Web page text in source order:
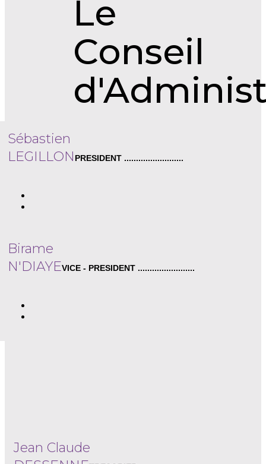
Le
Conseil
Sébastien
LEGILLON PRESIDENT .........................
Birame
N'DIAYEVICE - PRESIDENT ........................
Jean Claude